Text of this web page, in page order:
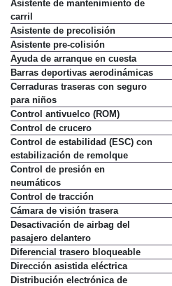
Asistente de mantenimiento de
carril
Asistente de precolisión
Asistente pre-colisión
Ayuda de arranque en cuesta
Barras deportivas aerodinámicas
Cerraduras traseras con seguro
para niños
Control antivuelco (ROM)
Control de crucero
Control de estabilidad (ESC) con
estabilización de remolque
Control de presión en
neumáticos
Control de tracción
Cámara de visión trasera
Desactivación de airbag del
pasajero delantero
Diferencial trasero bloqueable
Dirección asistida eléctrica
Distribución electrónica de